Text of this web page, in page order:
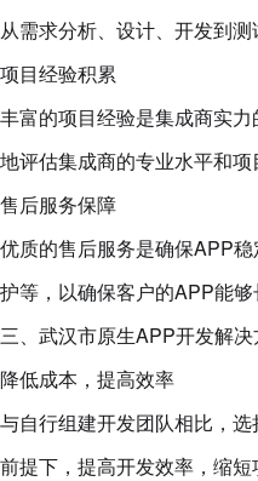
从需求分析、设计、开发到测
项目经验积累
丰富的项目经验是集成商实
地评估集成商的专业水平和项
售后服务保障
优质的售后服务是确保APP
护等，以确保客户的APP能够
三、武汉市原生APP开发解
降低成本，提高效率
与自行组建开发团队相比，
前提下，提高开发效率，缩短